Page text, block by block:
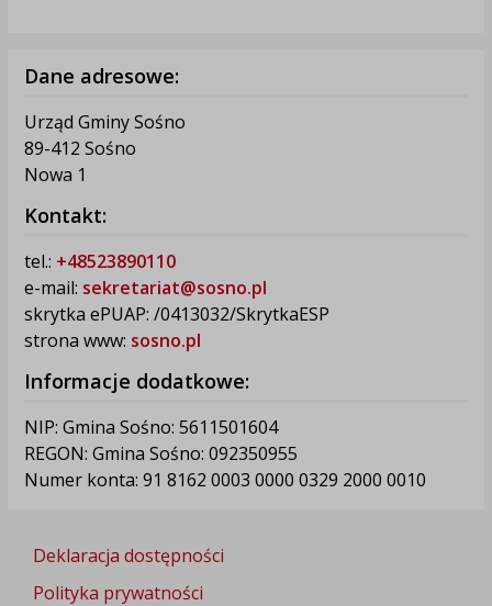
Dane adresowe:
Urząd Gminy Sośno
89-412 Sośno
Nowa 1
Kontakt:
tel.: +48523890110
e-mail: sekretariat@sosno.pl
skrytka ePUAP: /0413032/SkrytkaESP
strona www: sosno.pl
Informacje dodatkowe:
NIP: Gmina Sośno: 5611501604
REGON: Gmina Sośno: 092350955
Numer konta: 91 8162 0003 0000 0329 2000 0010
Deklaracja dostępności
Polityka prywatności